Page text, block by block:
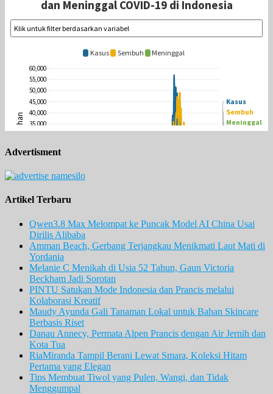
Advertisment
Artikel Terbaru
Qwen3.8 Max Melompat ke Puncak Model AI China Usai
Dirilis Alibaba
Amman Beach, Gerbang Terjangkau Menikmati Laut Mati di
Yordania
Melanie C Menikah di Usia 52 Tahun, Gaun Victoria
Beckham Jadi Sorotan
PINTU Satukan Mode Indonesia dan Prancis melalui
Kolaborasi Kreatif
Maudy Ayunda Gali Tanaman Lokal untuk Bahan Skincare
Berbasis Riset
Danau Annecy, Permata Alpen Prancis dengan Air Jernih dan
Kota Tua
RiaMiranda Tampil Berani Lewat Smara, Koleksi Hitam
Pertama yang Elegan
Tips Membuat Tiwol yang Pulen, Wangi, dan Tidak
Menggumpal